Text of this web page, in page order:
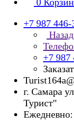
+7 987
Назад
+7 987
г. Cамара
Турист''